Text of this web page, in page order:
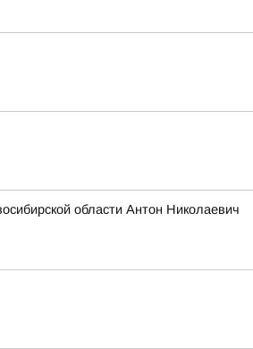
области Антон Николаевич